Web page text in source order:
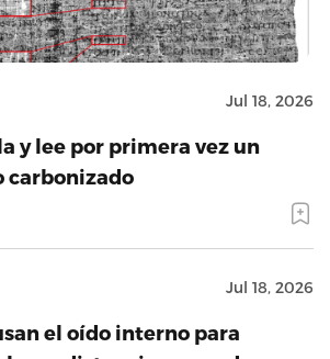
Jul 18, 2026
y lee por primera vez un
carbonizado
Jul 18, 2026
el oído interno para